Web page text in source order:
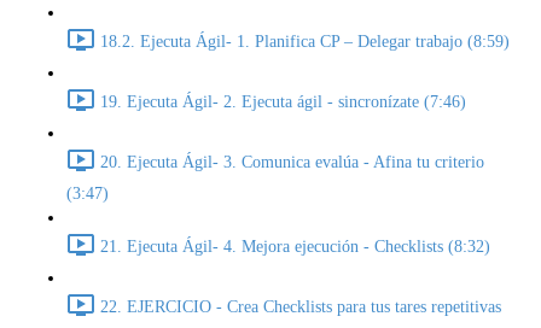
18.2. Ejecuta Ágil- 1. Planifica CP – Delegar trabajo (8:59)
19. Ejecuta Ágil- 2. Ejecuta ágil - sincronízate (7:46)
20. Ejecuta Ágil- 3. Comunica evalúa - Afina tu criterio
(3:47)
21. Ejecuta Ágil- 4. Mejora ejecución - Checklists (8:32)
22. EJERCICIO - Crea Checklists para tus tares repetitivas